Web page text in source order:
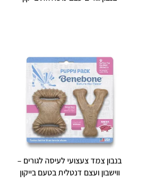
בנבון צמד צעצועי לעיסה לגורים –
ווישבון ועצם דנטלית בטעם בייקון